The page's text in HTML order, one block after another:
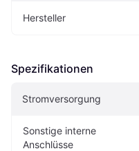
Hersteller
Spezifikationen
Stromversorgung
Sonstige interne
Anschlüsse